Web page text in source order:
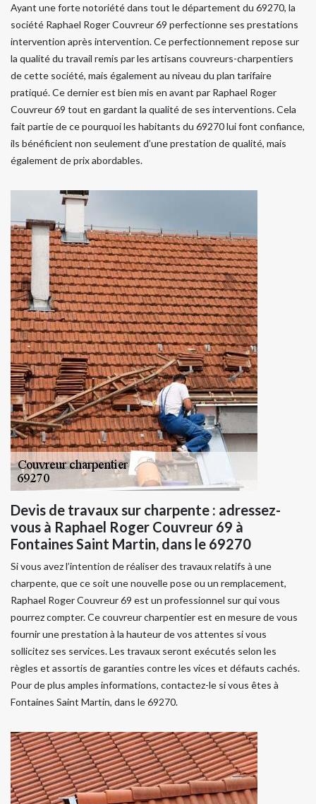
Ayant une forte notoriété dans tout le département du 69270, la
société Raphael Roger Couvreur 69 perfectionne ses prestations
intervention après intervention. Ce perfectionnement repose sur
la qualité du travail remis par les artisans couvreurs-charpentiers
de cette société, mais également au niveau du plan tarifaire
pratiqué. Ce dernier est bien mis en avant par Raphael Roger
Couvreur 69 tout en gardant la qualité de ses interventions. Cela
fait partie de ce pourquoi les habitants du 69270 lui font confiance,
ils bénéficient non seulement d’une prestation de qualité, mais
également de prix abordables.
Devis de travaux sur charpente : adressez-
vous à Raphael Roger Couvreur 69 à
Fontaines Saint Martin, dans le 69270
Si vous avez l’intention de réaliser des travaux relatifs à une
charpente, que ce soit une nouvelle pose ou un remplacement,
Raphael Roger Couvreur 69 est un professionnel sur qui vous
pourrez compter. Ce couvreur charpentier est en mesure de vous
fournir une prestation à la hauteur de vos attentes si vous
sollicitez ses services. Les travaux seront exécutés selon les
règles et assortis de garanties contre les vices et défauts cachés.
Pour de plus amples informations, contactez-le si vous êtes à
Fontaines Saint Martin, dans le 69270.